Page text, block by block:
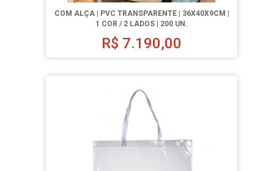
COM ALÇA | PVC TRANSPARENTE | 36X40X9CM |
1 COR / 2 LADOS | 200 UN.
R$ 7.190,00